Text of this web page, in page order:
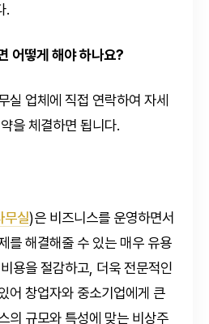
.
어떻게 해야 하나요?
실 업체에 직접 연락하여 자세
을 체결하면 됩니다.
무실)은 비즈니스를 운영하면서
를 해결해줄 수 있는 매우 유용
용을 절감하고, 더욱 전문적인
어 창업자와 중소기업에게 큰
의 규모와 특성에 맞는 비상주